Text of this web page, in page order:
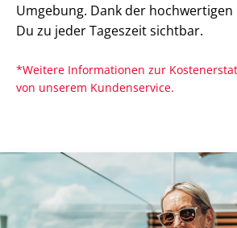
Umgebung. Dank der
Du zu jeder Tageszeit sichtbar.
*Weitere Informationen zur
von unserem Kundenservice.